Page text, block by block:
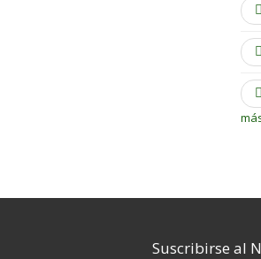
Suscribirse al